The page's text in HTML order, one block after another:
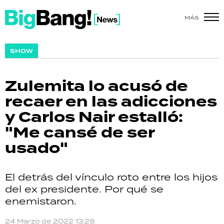
MÁS
SHOW
Zulemita lo acusó de
recaer en las adicciones
y Carlos Nair estalló:
"Me cansé de ser
usado"
El detrás del vínculo roto entre los hijos
del ex presidente. Por qué se
enemistaron.
24 Marzo de 2022 13:28
SHOW
ACTUALIDAD
POLICIALES
ECONOMÍA
SALUD
DEPORTES